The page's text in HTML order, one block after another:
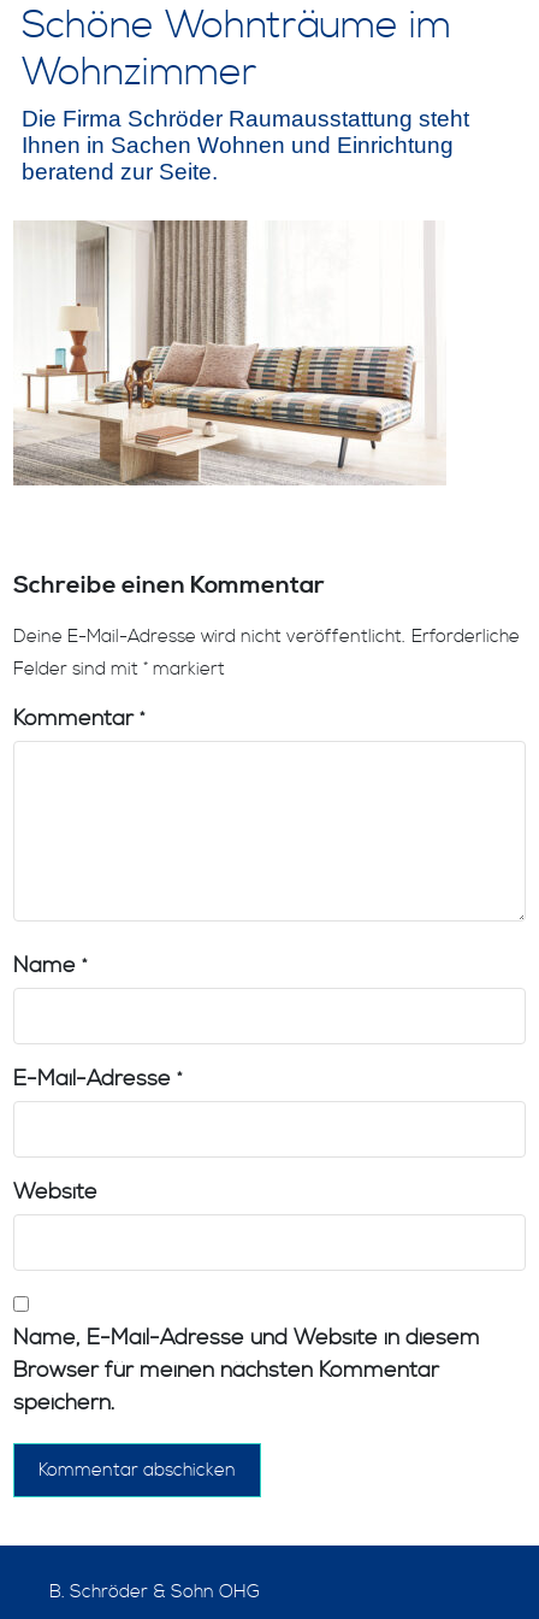
Schöne Wohnträume im
Wohnzimmer
Die Firma Schröder Raumausstattung steht
Ihnen in Sachen Wohnen und Einrichtung
beratend zur Seite.
Schreibe einen Kommentar
Deine E-Mail-Adresse wird nicht veröffentlicht. Erforderliche
Felder sind mit* markiert
Kommentar*
Name*
E-Mail-Adresse*
Website
Name, E-Mail-Adresse und Website in diesem
Browser für meinen nächsten Kommentar
speichern.
B. Schröder & Sohn OHG